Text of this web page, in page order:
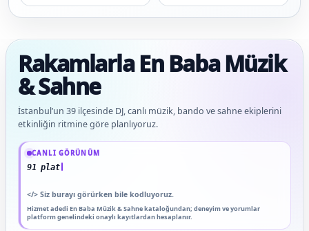
Rakamlarla En Baba Müzik
& Sahne
İstanbul’un 39 ilçesinde DJ, canlı müzik, bando ve sahne ekiplerini
etkinliğin ritmine göre planlıyoruz.
CANLI GÖRÜNÜM
91 platform genelinde onaylı yorum
</> Siz burayı görürken bile kodluyoruz.
Hizmet adedi En Baba Müzik & Sahne kataloğundan; deneyim ve yorumlar
platform genelindeki onaylı kayıtlardan hesaplanır.
Güncel veriler: 1.291+ En Baba ağı hizmet deneyimi; 91 platform genelinde